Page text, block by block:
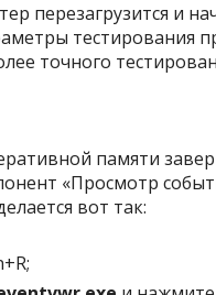
перезагрузится и
точного
памяти
«Просмотр
вот так: